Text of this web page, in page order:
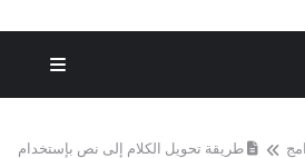
طريقة تحويل الكلام إلى نص بإستخدام